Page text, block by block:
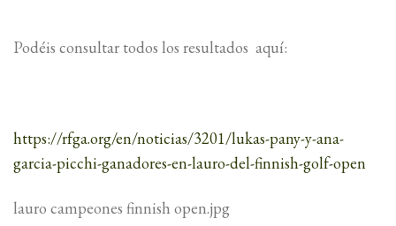
Podéis consultar todos los resultados aquí:
https://rfga.org/en/noticias/3201/lukas-pany-y-ana-
garcia-picchi-ganadores-en-lauro-del-finnish-golf-open
lauro campeones finnish open.jpg